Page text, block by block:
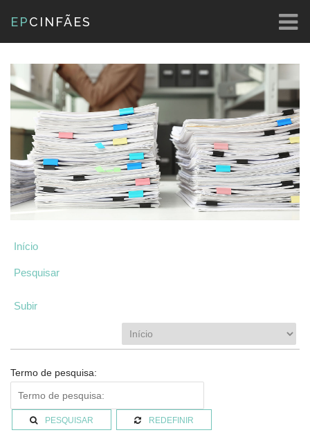
EPCINFÃES
Início
Pesquisar
Subir
Termo de pesquisa:
PESQUISAR REDEFINIR